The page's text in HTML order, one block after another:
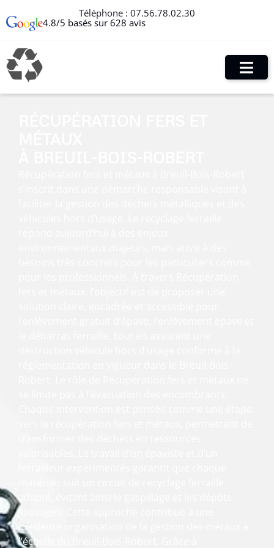
Téléphone : 07.56.78.02.30
4.8/5 basés sur 628 avis
adapté, évitant ainsi le gaspillage et les dépôts
sauvages. Cette approche contribue à une
meilleure organisation de la gestion des métaux à
l’échelle du Breuil-Bois-Robert. Grâce à